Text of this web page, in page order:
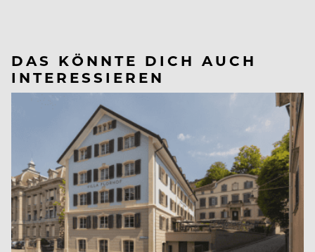
DAS KÖNNTE DICH AUCH
INTERESSIEREN